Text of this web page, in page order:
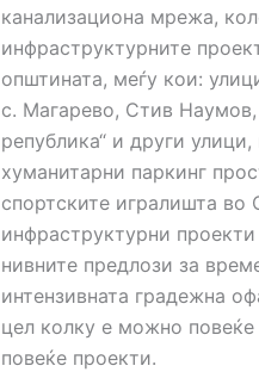
канализациона мрежа,
инфраструктурните
општината, меѓу кои:
с. Магарево, Стив Наумов,
република“ и други
хуманитарни паркинг
спортските игралишта во
инфраструктурни
нивните предлози за
интензивната градежна
цел колку е можно
повеќе проекти.